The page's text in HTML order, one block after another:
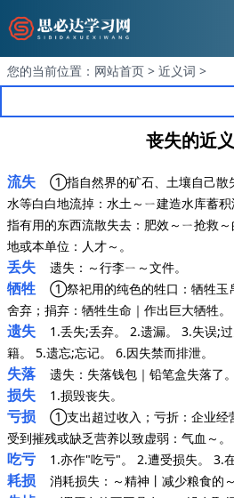
您的当前位置： 网站首页 > 近义词 >
丧失的近
流失
①指自然界的矿石、土壤自己散
水等白白地流掉：水土～ㄧ建造水库蓄
指有用的东西流散失去：肥效～ㄧ抢救
地或本单位：人才～。
丢失 遗失：～行李ㄧ～文件。
牺牲
①祭祀用的纯色的牲口：牺牲
舍弃；捐弃：牺牲生命｜作出巨大牺牲。
遗失
1.丢失;丢弃。 2.遗漏。 3.失误;
籍。 5.遗忘;忘记。 6.因失禁而排泄。
失落 遗失：失落钱包｜铅笔盒失落了。
损失 1.损毁丧失。
亏损
①支出超过收入；亏折：企业
受到摧残或缺乏营养以致虚弱：气血～。
吃亏 1.亦作"吃亏"。 2.遭受损失。 3.
耗损 消耗损失：～精神丨减少粮食的～